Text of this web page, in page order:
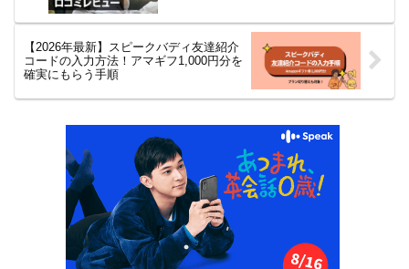
【2026年最新】スピークバディ友達紹介
コードの入力方法！アマギフ1,000円分を
確実にもらう手順